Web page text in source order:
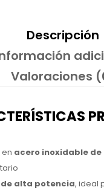
Descripción
Valoraciones
acero inoxidable
de alta potencia, ideal